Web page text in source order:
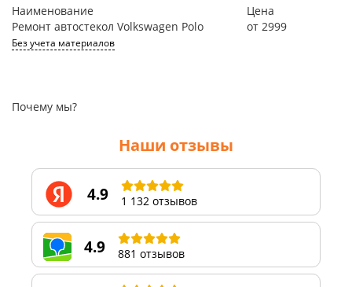
Наименование
Цена
Ремонт автостекол Volkswagen Polo
Без учета материалов
от 2999
Почему мы?
Наши отзывы
4.9 1 132 отзывов
4.9 881 отзывов